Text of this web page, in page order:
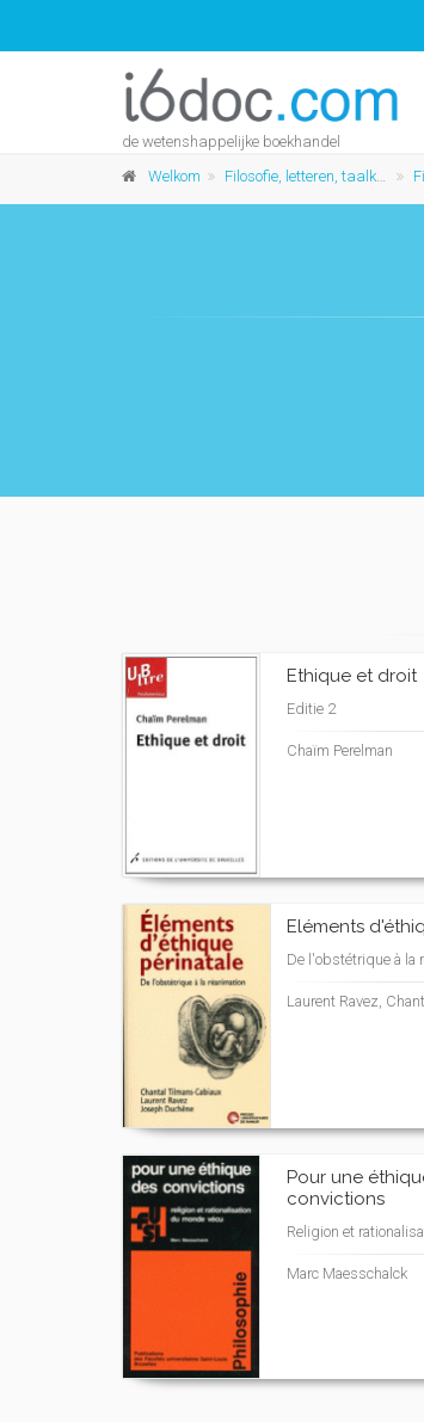
de wetenshappelijke boekhandel
Welkom Filosofie, letteren, taalkunde en geschiedenis
Ethique et droit
Editie 2
Chaïm Perelman
Eléments
De l'obstétrique à la
Laurent Ravez,
Pour une
convictions
Religion et
Marc Maesschalck